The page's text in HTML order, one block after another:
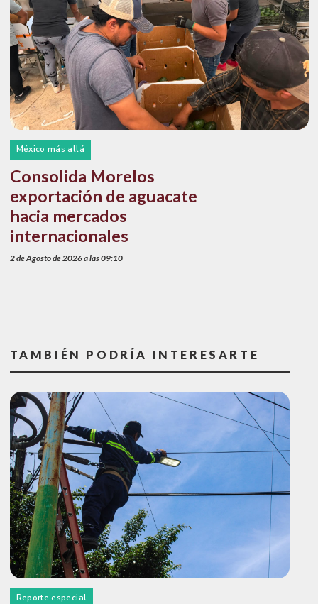
México más allá
Consolida Morelos
exportación de aguacate
hacia mercados
internacionales
2 de Agosto de 2026 a las 09:10
TAMBIÉN PODRÍA INTERESARTE
Reporte especial